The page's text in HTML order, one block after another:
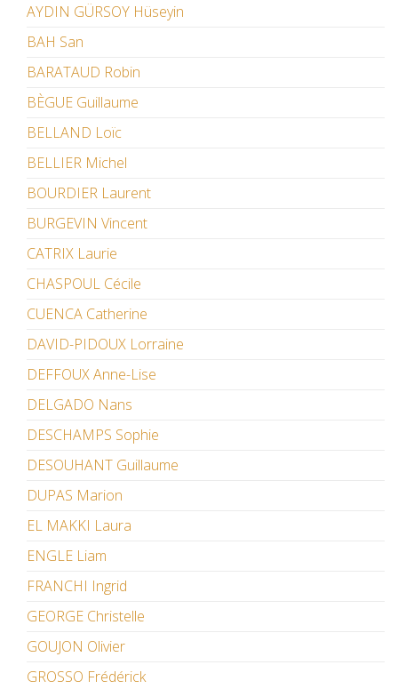
AYDIN GÜRSOY Hüseyin
BAH San
BARATAUD Robin
BÈGUE Guillaume
BELLAND Loïc
BELLIER Michel
BOURDIER Laurent
BURGEVIN Vincent
CATRIX Laurie
CHASPOUL Cécile
CUENCA Catherine
DAVID-PIDOUX Lorraine
DEFFOUX Anne-Lise
DELGADO Nans
DESCHAMPS Sophie
DESOUHANT Guillaume
DUPAS Marion
EL MAKKI Laura
ENGLE Liam
FRANCHI Ingrid
GEORGE Christelle
GOUJON Olivier
GROSSO Frédérick